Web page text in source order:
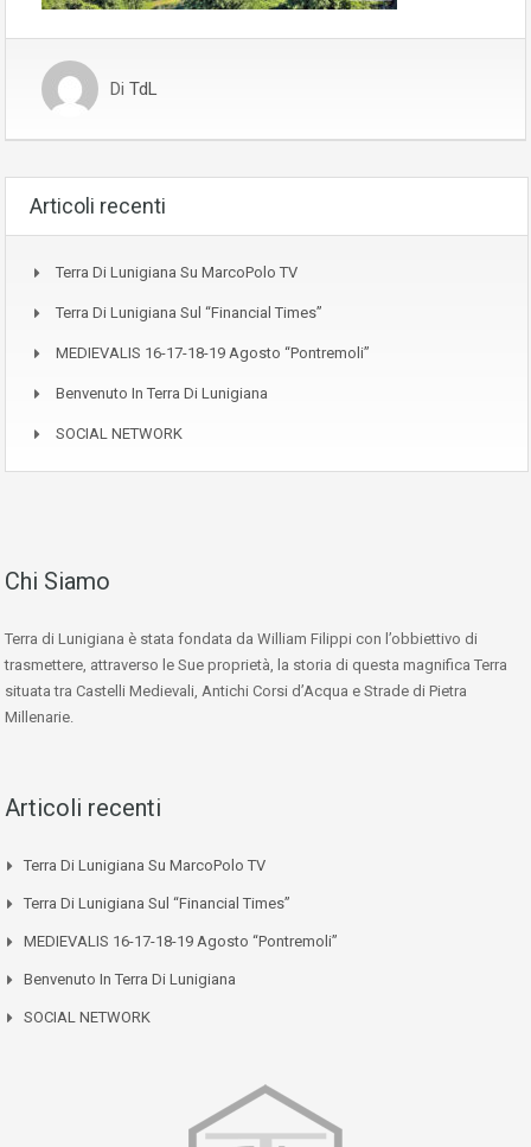
Di TdL
Articoli recenti
Terra Di Lunigiana Su MarcoPolo TV
Terra Di Lunigiana Sul “Financial Times”
MEDIEVALIS 16-17-18-19 Agosto “Pontremoli”
Benvenuto In Terra Di Lunigiana
SOCIAL NETWORK
Chi Siamo
Terra di Lunigiana è stata fondata da William Filippi con l’obbiettivo di
trasmettere, attraverso le Sue proprietà, la storia di questa magnifica Terra
situata tra Castelli Medievali, Antichi Corsi d’Acqua e Strade di Pietra
Millenarie.
Articoli recenti
Terra Di Lunigiana Su MarcoPolo TV
Terra Di Lunigiana Sul “Financial Times”
MEDIEVALIS 16-17-18-19 Agosto “Pontremoli”
Benvenuto In Terra Di Lunigiana
SOCIAL NETWORK